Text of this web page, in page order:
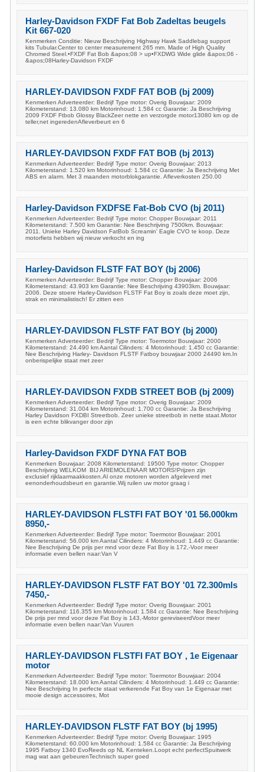
Harley-Davidson FXDF Fat Bob Zadeltas beugels
Kit 667-020
Kenmerken Conditie: Nieuw Beschrijving Highway Hawk Saddlebag support
kits Tubular.Center to center measurement 265 mm. Made of High Quality
Chromed Steel.•FXDF Fat Bob &apos;08 > up•FXDWG Wide glide &apos;06 -
&apos;08Harley-Davidson FXDF
HARLEY-DAVIDSON FXDF FAT BOB (bj 2009)
Kenmerken Adverteerder: Bedrijf Type motor: Overig Bouwjaar: 2009
Kilometerstand: 13.080 km Motorinhoud: 1.584 cc Garantie: Ja Beschrijving
2009 FXDF Ftbob Glossy BlackZeer nette en verzorgde motor13080 km op de
teller,net ingeredenAfleverbeurt en 6
HARLEY-DAVIDSON FXDF FAT BOB (bj 2013)
Kenmerken Adverteerder: Bedrijf Type motor: Overig Bouwjaar: 2013
Kilometerstand: 1.520 km Motorinhoud: 1.584 cc Garantie: Ja Beschrijving Met
ABS en alarm. Met 3 maanden motorblokgarantie. Afleverkosten 250.00
Harley-Davidson FXDFSE Fat-Bob CVO (bj 2011)
Kenmerken Adverteerder: Bedrijf Type motor: Chopper Bouwjaar: 2011
Kilometerstand: 7.500 km Garantie: Nee Beschrijving 7500km. Bouwjaar:
2011. Unieke Harley Davidson FatBob Screamin' Eagle CVO te koop. Deze
motorfiets hebben wij nieuw verkocht en ing
Harley-Davidson FLSTF FAT BOY (bj 2006)
Kenmerken Adverteerder: Bedrijf Type motor: Chopper Bouwjaar: 2006
Kilometerstand: 43.903 km Garantie: Nee Beschrijving 43903km. Bouwjaar:
2006. Deze stoere Harley-Davidson FLSTF Fat Boy is zoals deze moet zijn,
strak en minimalistisch! Er zitten een
HARLEY-DAVIDSON FLSTF FAT BOY (bj 2000)
Kenmerken Adverteerder: Bedrijf Type motor: Toermotor Bouwjaar: 2000
Kilometerstand: 24.490 km Aantal Cilinders: 4 Motorinhoud: 1.450 cc Garantie:
Nee Beschrijving Harley- Davidson FLSTF Fatboy bouwjaar 2000 24490 km.In
onberispelijke staat met zeer
HARLEY-DAVIDSON FXDB STREET BOB (bj 2009)
Kenmerken Adverteerder: Bedrijf Type motor: Overig Bouwjaar: 2009
Kilometerstand: 31.004 km Motorinhoud: 1.700 cc Garantie: Ja Beschrijving
Harley Davidson FXDBI Streetbob. Zeer unieke streetbob in nette staat.Motor
is een echte blikvanger door zijn
Harley-Davidson FXDF DYNA FAT BOB
Kenmerken Bouwjaar: 2008 Kilometerstand: 19500 Type motor: Chopper
Beschrijving WELKOM BIJ ARIEMOLENAAR MOTORS!Prijzen zijn
exclusief rijklaarmaakkosten.Al onze motoren worden afgeleverd met
eenonderhoudsbeurt en garantie.Wij ruilen uw motor graag i
HARLEY-DAVIDSON FLSTFI FAT BOY '01 56.000km
8950,-
Kenmerken Adverteerder: Bedrijf Type motor: Toermotor Bouwjaar: 2001
Kilometerstand: 56.000 km Aantal Cilinders: 4 Motorinhoud: 1.449 cc Garantie:
Nee Beschrijving De prijs per mnd voor deze Fat Boy is 172,-Voor meer
informatie even bellen naar:Van V
HARLEY-DAVIDSON FLSTF FAT BOY '01 72.300mls
7450,-
Kenmerken Adverteerder: Bedrijf Type motor: Overig Bouwjaar: 2001
Kilometerstand: 116.355 km Motorinhoud: 1.584 cc Garantie: Nee Beschrijving
De prijs per mnd voor deze Fat Boy is 143,-Motor gereviseerdVoor meer
informatie even bellen naar:Van Vuuren
HARLEY-DAVIDSON FLSTFI FAT BOY , 1e Eigenaar
motor
Kenmerken Adverteerder: Bedrijf Type motor: Toermotor Bouwjaar: 2004
Kilometerstand: 18.000 km Aantal Cilinders: 4 Motorinhoud: 1.449 cc Garantie:
Nee Beschrijving In perfecte staat verkerende Fat Boy van 1e Eigenaar met
mooie design accessoires, Mot
HARLEY-DAVIDSON FLSTF FAT BOY (bj 1995)
Kenmerken Adverteerder: Bedrijf Type motor: Overig Bouwjaar: 1995
Kilometerstand: 60.000 km Motorinhoud: 1.584 cc Garantie: Ja Beschrijving
1995 Fatboy 1340 EvoReeds op NL Kenteken.Loopt echt perfectSpuitwerk
mag wat aan gebeurenTechnisch super goed